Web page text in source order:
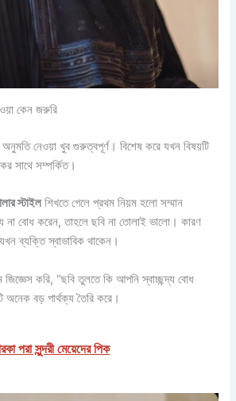
কেন জরুরি
নেওয়া খুব গুরুত্বপূর্ণ। বিশেষ করে যখন বিষয়টি
সাথে সম্পর্কিত।
স্টাইলশিখতে গেলে প্রথম নিয়ম হলো সম্মান
না বোধ করেন, তাহলে ছবি না তোলাই ভালো। কারণ
ব্যক্তি স্বাভাবিক থাকেন।
করি, “ছবি তুলতে কি আপনি স্বাচ্ছন্দ্য বোধ
বড় পার্থক্য তৈরি করে।
পরা সুন্দরী মেয়েদের পিক